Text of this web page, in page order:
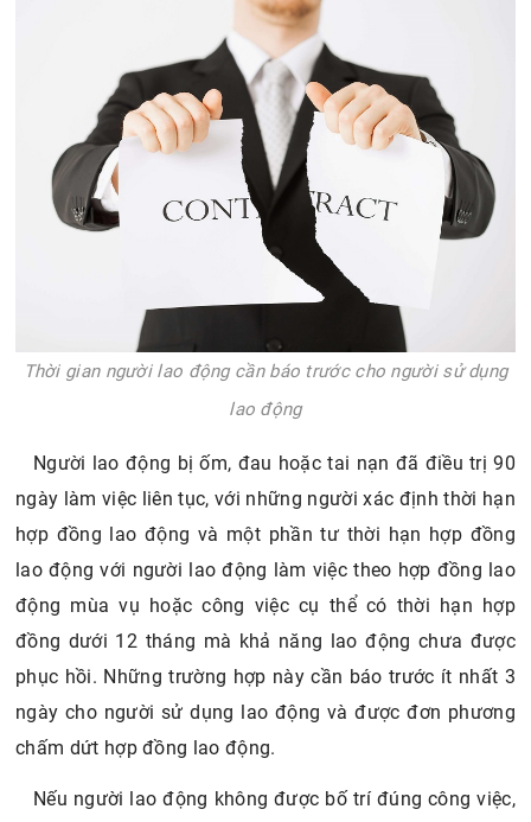
Thời gian người lao động cần báo trước cho người sử dụng
lao động
Người lao động bị ốm, đau hoặc tai nạn đã điều trị 90
ngày làm việc liên tục, với những người xác định thời hạn
hợp đồng lao động và một phần tư thời hạn hợp đồng
lao động với người lao động làm việc theo hợp đồng lao
động mùa vụ hoặc công việc cụ thể có thời hạn hợp
đồng dưới 12 tháng mà khả năng lao động chưa được
phục hồi. Những trường hợp này cần báo trước ít nhất 3
ngày cho người sử dụng lao động và được đơn phương
chấm dứt hợp đồng lao động.
Nếu người lao động không được bố trí đúng công việc,